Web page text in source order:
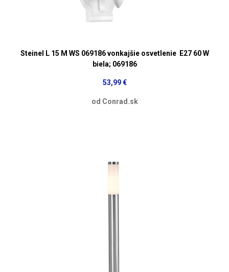
Steinel L 15 M WS 069186 vonkajšie osvetlenie E27 60 W
biela; 069186
53,99 €
od Conrad.sk